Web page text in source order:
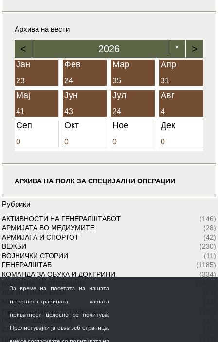
Архива на вести
< 2026 ▼ >
Јан
23
Фев
24
Мар
35
Апр
31
Мај
41
Јун
43
Јул
24
Авг
4
Сеп
0
Окт
0
Ное
0
Дек
0
АРХИВА НА ПОЛК ЗА СПЕЦИЈАЛНИ ОПЕРАЦИИ
Рубрики
АКТИВНОСТИ НА ГЕНЕРАЛШТАБОТ
(146)
АРМИЈАТА ВО МЕДИУМИТЕ
(28)
АРМИЈАТА И СПОРТОТ
(42)
ВЕЖБИ
(230)
ВОЈНИЧКИ СТОРИИ
(11)
ГЕНЕРАЛШТАБ
(1185)
КОМАНДА ЗА ОБУКА И ДОКТРИНИ
(334)
ЛОГИСТИЧКА БАЗА
МИРОВНИ МИСИИ
СПЕЦИЈАЛНИ СИЛИ
ЦИВИЛНО ВОЕНА СОРАБОТКА
За време на посетата на нашата
интернет-страницата, вашата
приватност целосно се почитува.
Прелистувајќи ја оваа веб-страница,